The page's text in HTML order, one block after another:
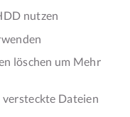
nutzen
löschen um Mehr
versteckte Dateien